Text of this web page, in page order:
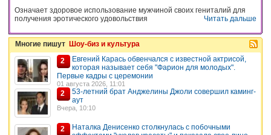
Означает здоровое использование мужчиной своих гениталий для
получения эротического удовольствия
Читать дальше
Многие пишут Шоу-биз и культура
2
Евгений Карась обвенчался с известной актрисой,
которая называет себя "Фарион для молодых".
Первые кадры с церемонии
01 августа 2026, 11:01
2
53-летний брат Анджелины Джоли совершил каминг-
аут
Вчера, 10:10
2
Наталка Денисенко столкнулась с побочными